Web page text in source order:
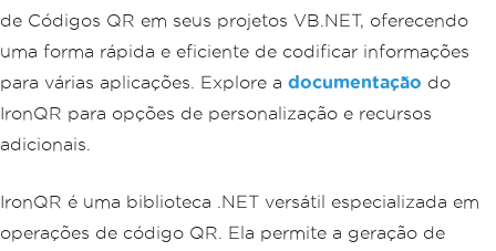
de Códigos QR em seus projetos VB.NET, oferecendo
uma forma rápida e eficiente de codificar informações
para várias aplicações. Explore a documentação do
IronQR para opções de personalização e recursos
adicionais.
IronQR é uma biblioteca .NET versátil especializada em
operações de código QR. Ela permite a geração de